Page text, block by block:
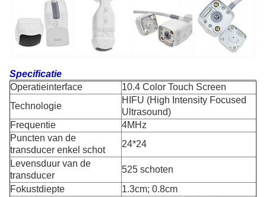
Specificatie
Operatieinterface
10.4 Color Touch Screen
Technologie
HIFU (High Intensity Focused
Ultrasound)
Frequentie
4MHz
Puncten van de
transducer enkel schot
24*24
Levensduur van de
transducer
525 schoten
Fokustdiepte
1.3cm; 0.8cm